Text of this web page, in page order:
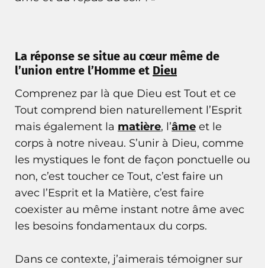
La réponse se situe au cœur même de
l’union entre l’Homme et Dieu
Comprenez par là que Dieu est Tout et ce
Tout comprend bien naturellement l’Esprit
mais également la matière, l’âme et le
corps à notre niveau. S’unir à Dieu, comme
les mystiques le font de façon ponctuelle ou
non, c’est toucher ce Tout, c’est faire un
avec l’Esprit et la Matière, c’est faire
coexister au même instant notre âme avec
les besoins fondamentaux du corps.
Dans ce contexte, j’aimerais témoigner sur